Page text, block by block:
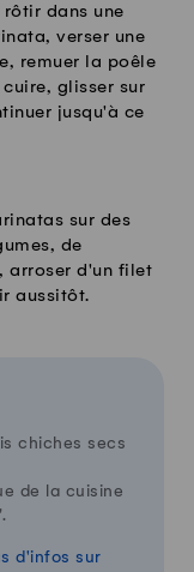
dans une
verser une
remuer la poêle
glisser sur
jusqu'à ce
sur des
de
arroser d'un filet
aussitôt.
chiches secs
de la cuisine
d'infos sur